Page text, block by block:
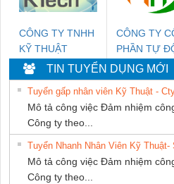
CÔNG TY TNHH
KỸ THUẬT
KTECH VIỆT
NAM
CÔNG TY
PHẦN TỰ
TIẾN HƯNG
TIN TUYỂN DỤNG MỚI
Tuyển gấp nhân viên Kỹ Thuật -
Mô tả công việc Đảm nhiệm
Công ty theo...
Tuyển Nhanh Nhân Viên Kỹ Thuật-
Mô tả công việc Đảm nhiệm
Công ty theo...